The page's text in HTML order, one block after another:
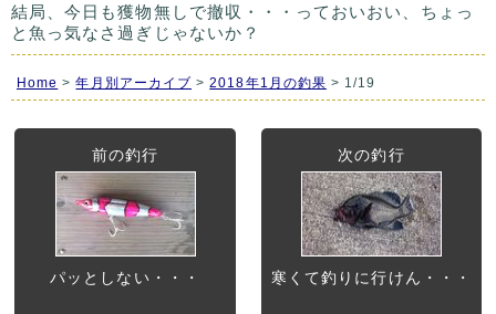
結局、今日も獲物無しで撤収・・・っておいおい、ちょっ
と魚っ気なさ過ぎじゃないか？
Home >年月別アーカイブ >2018年1月の釣果 > 1/19
前の釣行
パッとしない・・・
次の釣行
寒くて釣りに行けん・・・